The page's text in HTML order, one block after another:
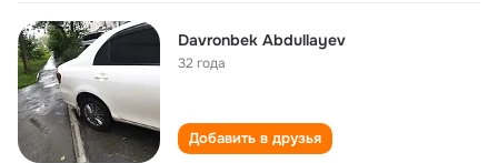
Davronbek Abdullayev
32 года
Добавить в друзья